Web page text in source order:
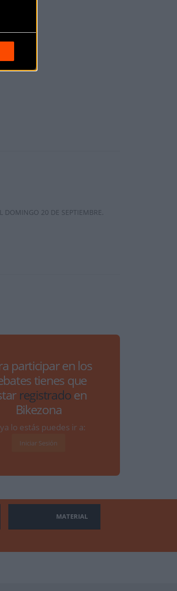
DOMINGO 20 DE SEPTIEMBRE.
participar en los
tienes que
registradoen
Bikezona
lo estás puedes ir a:
Iniciar Sesión
MATERIAL